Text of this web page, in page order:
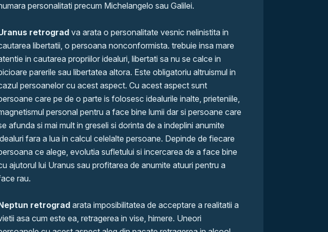
personalitati precum Michelangelo sau Galilei.
retrograd va arata o personalitate vesnic nelinistita in
libertatii, o persoana nonconformista. trebuie insa mare
in cautarea propriilor idealuri, libertati sa nu se calce in
parerile sau libertatea altora. Este obligatoriu altruismul in
persoanelor cu acest aspect. Cu acest aspect sunt
care pe de o parte is folosesc idealurile inalte, prieteniile,
personal pentru a face bine lumii dar si persoane care
afunda si mai mult in greseli si dorinta de a indeplini anumite
fara a lua in calcul celelalte persoane. Depinde de fiecare
ce alege, evolutia sufletului si incercarea de a face bine
ajutorul lui Uranus sau profitarea de anumite atuuri pentru a
rau.
retrogradarata imposibilitatea de acceptare a realitatii a
asa cum este ea, retragerea in vise, himere. Uneori